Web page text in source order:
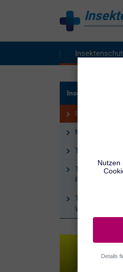
Insektenschutz
Mückensprays
Tipps zum
Tipps zum
Reisen
Tipps zum
Wespen